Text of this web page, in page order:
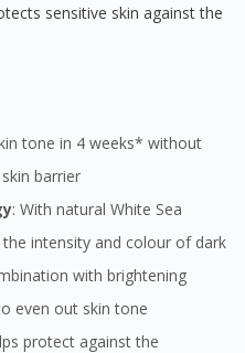
sensitive skin against the
barrier
: With natural White Sea
intensity and colour of dark
with brightening
even out skin tone
protect against the